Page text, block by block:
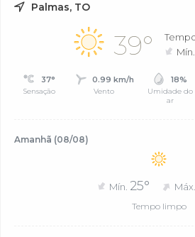
Palmas, TO
39°
Mín.
37°
Sensação
0.99 km/h
Vento
18%
Umidade do
ar
Amanhã (08/08)
Mín. 25° Máx.
Tempo limpo